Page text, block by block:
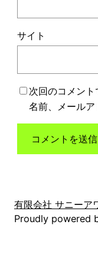
サイト
次回のコメン
名前、メールア
有限会社 サニーア
Proudly powered